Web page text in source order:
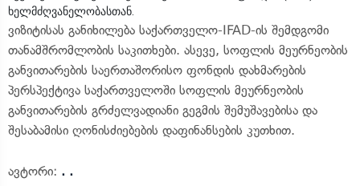
ხელმძღვანელობასთან.
ვიზიტისას განიხილება საქართველო-IFAD-ის შემდგომი
თანამშრომლობის საკითხები. ასევე, სოფლის მეურნეობის
განვითარების საერთაშორისო ფონდის დახმარების
პერსპექტივა საქართველოში სოფლის მეურნეობის
განვითარების გრძელვადიანი გეგმის შემუშავებისა და
შესაბამისი ღონისძიებების დაფინანსების კუთხით.
ავტორი: . .